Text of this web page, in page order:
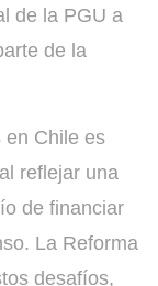
de la PGU a
de la
en Chile es
reflejar una
de financiar
La Reforma
desafíos,